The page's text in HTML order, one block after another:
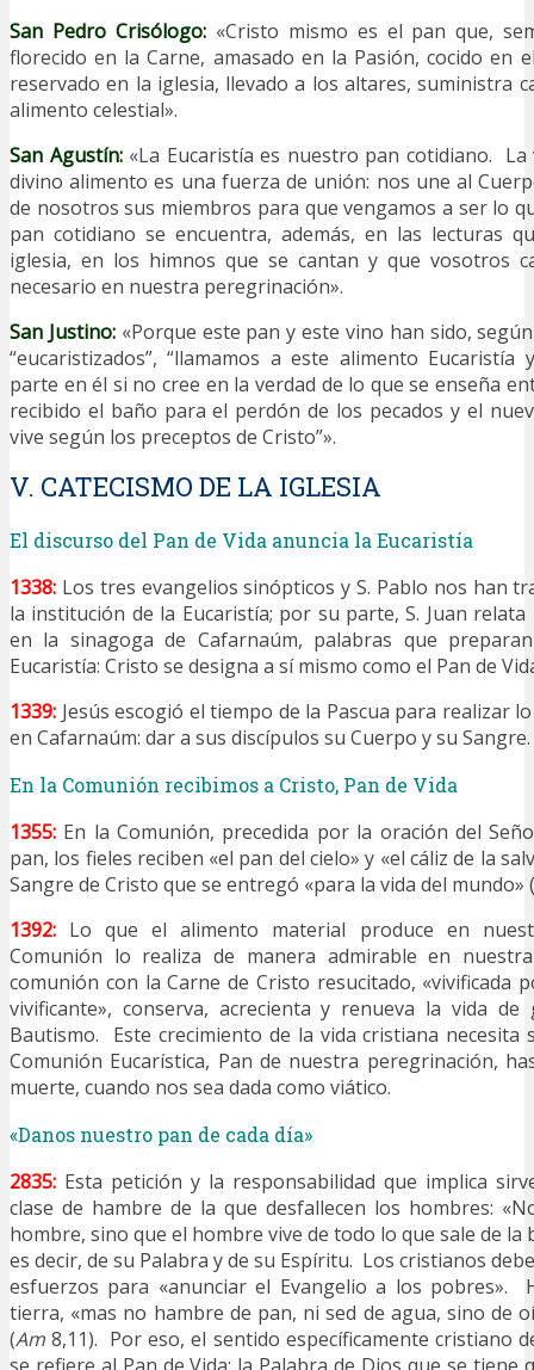
San Pedro Crisólogo:«Cristo mismo es el pan que,
florecido en la Carne, amasado en la Pasión, cocido en
reservado en la iglesia, llevado a los altares, suministra
alimento celestial».
San Agustín:«La Eucaristía es nuestro pan cotidiano.
divino alimento es una fuerza de unión: nos une al
de nosotros sus miembros para que vengamos a ser lo
pan cotidiano se encuentra, además, en las lecturas
iglesia, en los himnos que se cantan y que vosotros
necesario en nuestra peregrinación».
San Justino:«Porque este pan y este vino han sido,
“eucaristizados”, “llamamos a este alimento
parte en él si no cree en la verdad de lo que se enseña
recibido el baño para el perdón de los pecados y el
vive según los preceptos de Cristo”».
V. CATECISMO DE LA IGLESIA
El discurso del Pan de Vida anuncia la Eucaristía
1338: Los tres evangelios sinópticos y S. Pablo nos han
la institución de la Eucaristía; por su parte, S. Juan relata
en la sinagoga de Cafarnaúm, palabras que
Eucaristía: Cristo se designa a sí mismo como el Pan de
1339: Jesús escogió el tiempo de la Pascua para realizar
en Cafarnaúm: dar a sus discípulos su Cuerpo y su Sangre.
En la Comunión recibimos a Cristo, Pan de Vida
1355: En la Comunión, precedida por la oración del
pan, los fieles reciben «el pan del cielo» y «el cáliz de la
Sangre de Cristo que se entregó «para la vida del mundo» (
1392: Lo que el alimento material produce en
Comunión lo realiza de manera admirable en
comunión con la Carne de Cristo resucitado, «vivificada
vivificante», conserva, acrecienta y renueva la vida
Bautismo. Este crecimiento de la vida cristiana necesita
Comunión Eucarística, Pan de nuestra peregrinación,
muerte, cuando nos sea dada como viático.
«Danos nuestro pan de cada día»
2835: Esta petición y la responsabilidad que implica
clase de hambre de la que desfallecen los hombres:
hombre, sino que el hombre vive de todo lo que sale de la
es decir, de su Palabra y de su Espíritu. Los cristianos
esfuerzos para «anunciar el Evangelio a los pobres».
tierra, «mas no hambre de pan, ni sed de agua, sino de
(Am 8,11). Por eso, el sentido específicamente cristiano